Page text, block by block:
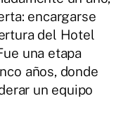
encargarse
del Hotel
una etapa
años, donde
un equipo